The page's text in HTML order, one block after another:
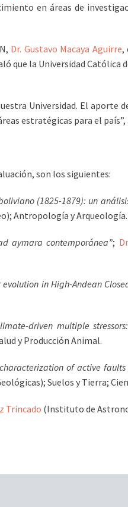
en áreas de
Dr. Gustavo Macaya Aguirre,
que la Universidad
Universidad. El aporte
estratégicas para el
son los siguientes:
(1825-1879): un
Antropología y Arqueología.
aymara contemporánea”;
in High-Andean
driven multiple
y Producción Animal.
of active
Suelos y Tierra;
Trincado (Instituto de